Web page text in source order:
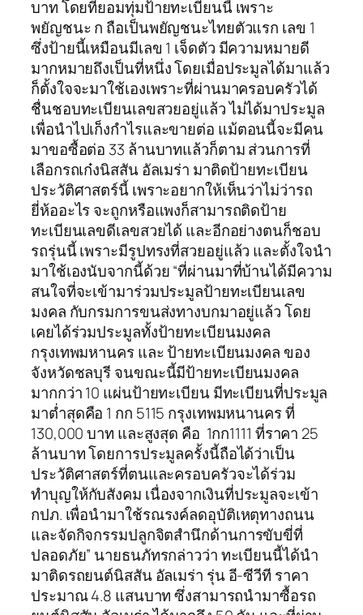
บาท โดยที่ยอมทุ่มป้ายทะเบียนนี้ เพราะ
พยัญชนะ ก ถือเป็นพยัญชนะไทยตัวแรก เลข 1
ซึ่งป้ายนี้เหมือนมีเลข 1 เจ็ดตัว มีความหมายดี
มากหมายถึงเป็นที่หนึ่ง โดยเมื่อประมูลได้มาแล้ว
ก็ตั้งใจจะมาใช้เองเพราะที่ผ่านมาครอบครัวได้
ชื่นชอบทะเบียนเลขสวยอยู่แล้ว ไม่ได้มาประมูล
เพื่อนำไปเก็งกำไรและขายต่อ แม้ตอนนี้จะมีคน
มาขอซื้อต่อ 33 ล้านบาทแล้วก็ตาม ส่วนการที่
เลือกรถเก๋งนิสสัน อัลเมร่า มาติดป้ายทะเบียน
ประวัติศาสตร์นี้ เพราะอยากให้เห็นว่าไม่ว่ารถ
ยี่ห้ออะไร จะถูกหรือแพงก็สามารถติดป้าย
ทะเบียนเลขดีเลขสวยได้ และอีกอย่างตนก็ชอบ
รถรุ่นนี้ เพราะมีรูปทรงที่สวยอยู่แล้ว และตั้งใจนำ
มาใช้เองนับจากนี้ด้วย “ที่ผ่านมาที่บ้านได้มีความ
สนใจที่จะเข้ามาร่วมประมูลป้ายทะเบียนเลข
มงคล กับกรมการขนส่งทางบกมาอยู่แล้ว โดย
เคยได้ร่วมประมูลทั้งป้ายทะเบียนมงคล
กรุงเทพมหานคร และ ป้ายทะเบียนมงคล ของ
จังหวัดชลบุรี จนขณะนี้มีป้ายทะเบียนมงคล
มากกว่า 10 แผ่นป้ายทะเบียน มีทะเบียนที่ประมูล
มาต่ำสุดคือ 1 กก 5115 กรุงเทพมหนานคร ที่
130,000 บาท และสูงสุด คือ 1กก1111 ที่ราคา 25
ล้านบาท โดยการประมูลครั้งนี้ถือได้ว่าเป็น
ประวัติศาสตร์ที่ตนและครอบครัวจะได้ร่วม
ทำบุญให้กับสังคม เนื่องจากเงินที่ประมูลจะเข้า
กปภ. เพื่อนำมาใช้รณรงค์ลดอุบัติเหตุทางถนน
และจัดกิจกรรมปลูกจิตสำนึกด้านการขับขี่ที่
ปลอดภัย” นายธนภัทรกล่าวว่า ทะเบียนนี้ได้นำ
มาติดรถยนต์นิสสัน อัลเมร่า รุ่น อี-ซีวีที ราคา
ประมาณ 4.8 แสนบาท ซึ่งสามารถนำมาซื้อรถ